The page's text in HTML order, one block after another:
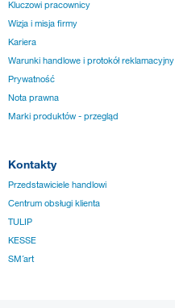
Kluczowi pracownicy
Wizja i misja firmy
Kariera
Warunki handlowe i protokół reklamacyjny
Prywatność
Nota prawna
Marki produktów - przegląd
Kontakty
Przedstawiciele handlowi
Centrum obsługi klienta
TULIP
KESSE
SM´art